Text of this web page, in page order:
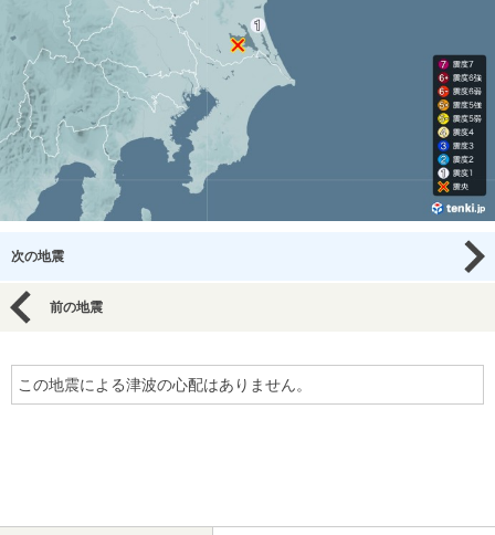
次の地震
前の地震
この地震による津波の心配はありません。